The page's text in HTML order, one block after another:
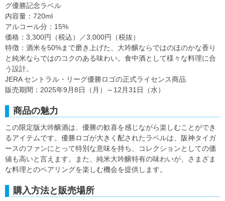
グ優勝記念ラベル
内容量：720ml
アルコール分：15%
価格：3,300円（税込）／3,000円（税抜）
特徴：酒米を50%まで磨き上げた、大吟醸ならではのほのかな香り
と純米ならではのコクのある味わい。食中酒として様々な料理に合
う設計。
JERA セントラル・リーグ優勝ロゴの正式ライセンス商品
販売期間：2025年9月8日（月）～12月31日（水）
商品の魅力
この限定版大吟醸酒は、優勝の歓喜を感じながら楽しむことができ
るアイテムです。優勝ロゴが大きく配されたラベルは、阪神タイガ
ースのファンにとって特別な意味を持ち、コレクションとしての価
値も高いと言えます。また、純米大吟醸特有の味わいが、さまざま
な料理とのペアリングを楽しむ機会を提供します。
購入方法と販売場所